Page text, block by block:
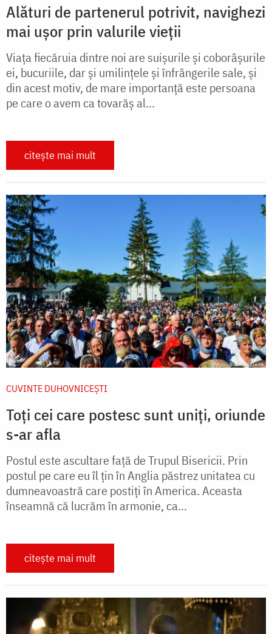
Alături de partenerul potrivit, navighezi
mai ușor prin valurile vieții
Viața fiecăruia dintre noi are suișurile și coborâșurile
ei, bucuriile, dar și umilințele și înfrângerile sale, și
din acest motiv, de mare importanță este persoana
pe care o avem ca tovarăș al...
citește mai mult
CUVINTE DUHOVNICEȘTI
Toți cei care postesc sunt uniți, oriunde
s-ar afla
Postul este ascultare față de Trupul Bisericii. Prin
postul pe care eu îl țin în Anglia păstrez unitatea cu
dumneavoastră care postiți în America. Aceasta
înseamnă că lucrăm în armonie, ca...
citește mai mult